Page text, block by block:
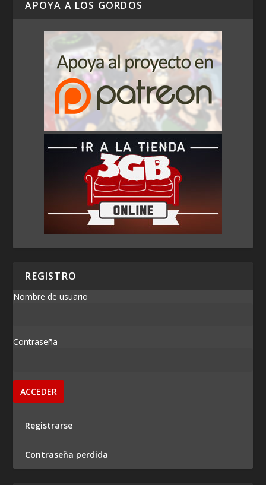
APOYA A LOS GORDOS
REGISTRO
Nombre de usuario
Contraseña
Registrarse
Contraseña perdida